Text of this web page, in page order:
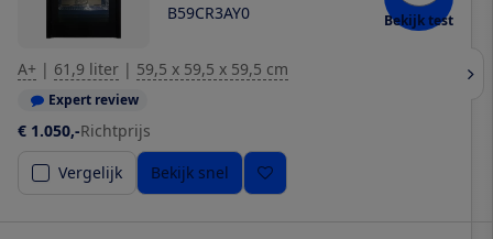
B59CR3AY0 Bekijk test
A+ | 61,9 liter | 59,5 x 59,5 x 59,5 cm
Expert review
€ 1.050,-Richtprijs
Vergelijk
Bekijk snel